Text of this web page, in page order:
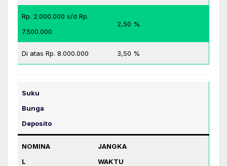
Rp. 2.000.000 s/d Rp.
7.500.000
2,50 %
Di atas Rp. 8.000.000 3,50 %
Suku
Bunga
Deposito
NOMINA
L
JANGKA
WAKTU